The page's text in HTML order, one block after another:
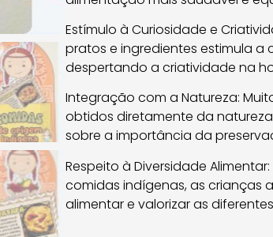
Estímulo à Curiosidade e
pratos e ingredientes estimula a
despertando a criatividade na
Integração com a Natureza:
obtidos diretamente da
sobre a importância da
Respeito à Diversidade
comidas indígenas, as crianças
alimentar e valorizar as